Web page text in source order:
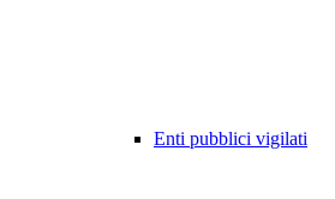
Enti pubblici vigilati